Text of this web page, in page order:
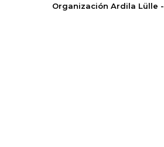
Organización Ardila Lülle